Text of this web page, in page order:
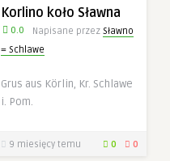
Korlino koło Sławna
0.0 Napisane przez Sławno
= Schlawe
Grus aus Körlin, Kr. Schlawe
i. Pom.
9 miesięcy temu 0 0